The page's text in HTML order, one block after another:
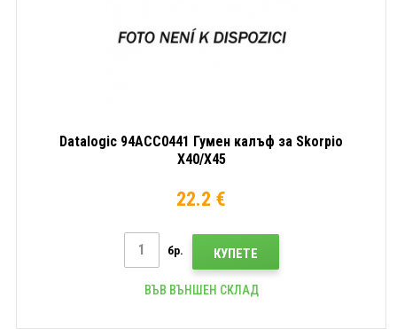
Datalogic 94ACC0441 Гумен калъф за Skorpio
X40/X45
22.2 €
бр. КУПЕТЕ
ВЪВ ВЪНШЕН СКЛАД